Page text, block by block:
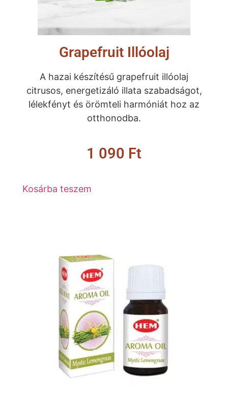
Grapefruit Illóolaj
A hazai készítésű grapefruit illóolaj
citrusos, energetizáló illata szabadságot,
lélekfényt és örömteli harmóniát hoz az
otthonodba.
1 090 Ft
Kosárba teszem